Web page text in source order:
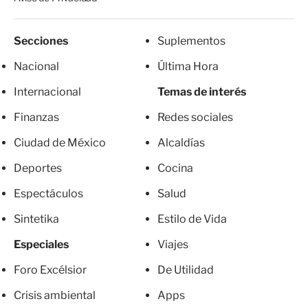
Secciones
Nacional
Internacional
Finanzas
Ciudad de México
Deportes
Espectáculos
Sintetika
Especiales
Foro Excélsior
Crisis ambiental
Suplementos
Última Hora
Temas de interés
Redes sociales
Alcaldías
Cocina
Salud
Estilo de Vida
Viajes
De Utilidad
Apps